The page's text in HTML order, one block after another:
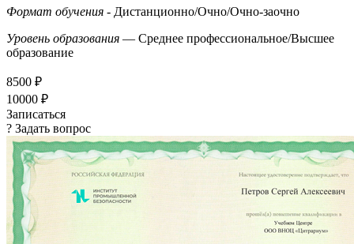
Формат обучения - Дистанционно/Очно/Очно-заочно
Уровень образования — Среднее профессиональное/Высшее
образование
8500 ₽
10000 ₽
Записаться
? Задать вопрос